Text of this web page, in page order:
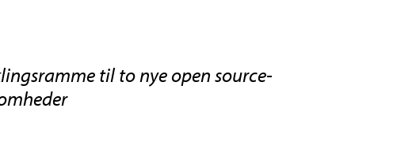
til to nye open source-